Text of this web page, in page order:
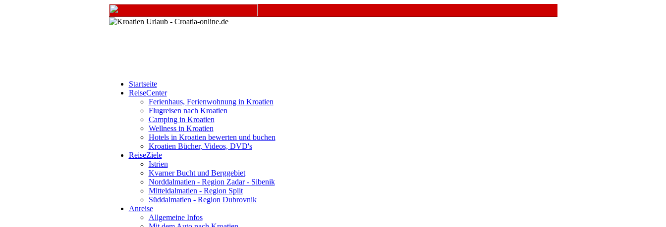
Startseite
ReiseCenter
Ferienhaus, Ferienwohnung in Kroatien
Flugreisen nach Kroatien
Camping in Kroatien
Wellness in Kroatien
Hotels in Kroatien bewerten und buchen
Kroatien Bücher, Videos, DVD's
ReiseZiele
Istrien
Kvarner Bucht und Berggebiet
Norddalmatien - Region Zadar - Sibenik
Mitteldalmatien - Region Split
Süddalmatien - Region Dubrovnik
Anreise
Allgemeine Infos